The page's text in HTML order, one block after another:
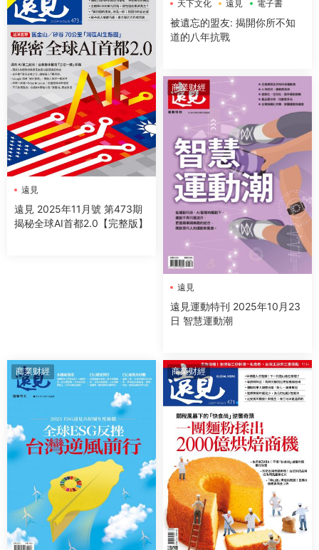
遠見
遠見 2025年11月號 第473期
揭秘全球AI首都2.0【完整版】
天下文化
遠見 電子書
被遺忘的盟友: 揭開你所不知
道的八年抗戰
商業财經
遠見
遠見運動特刊 2025年10月23
日 智慧運動潮
商業财經 商業财經